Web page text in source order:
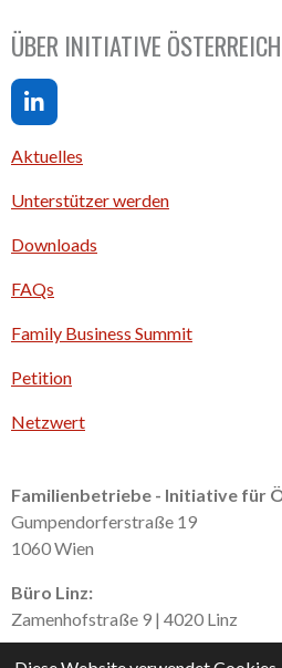
ÜBER INITIATIVE
L
i
n
e
d
n
Aktuelles
Unterstützer werden
Downloads
FAQs
Family Business Summit
Petition
Netzwert
Familienbetriebe - Initiative für
Gumpendorferstraße 19
1060 Wien
Büro Linz:
Zamenhofstraße 9 | 4020 Linz
Büro Salzburg: